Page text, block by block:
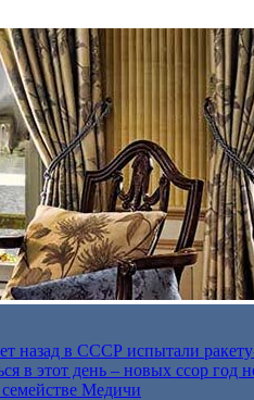
назад в СССР испытали
в этот день – новых ссор год
Медичи